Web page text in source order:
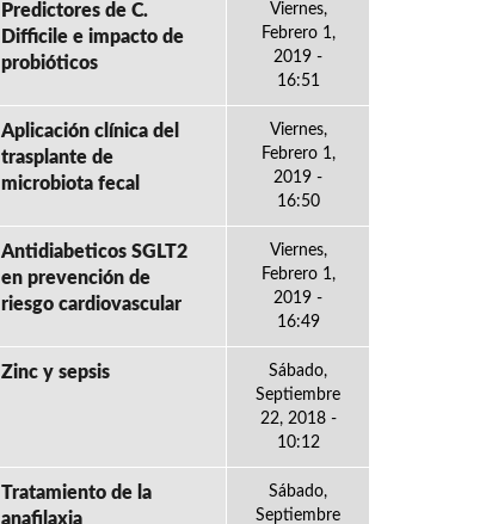
Predictores de C.
Difficile e impacto de
probióticos
Viernes,
Febrero 1,
2019 -
16:51
Aplicación clínica del
trasplante de
microbiota fecal
Viernes,
Febrero 1,
2019 -
16:50
Antidiabeticos SGLT2
en prevención de
riesgo cardiovascular
Viernes,
Febrero 1,
2019 -
16:49
Zinc y sepsis
Sábado,
Septiembre
22, 2018 -
10:12
Tratamiento de la
anafilaxia
Sábado,
Septiembre